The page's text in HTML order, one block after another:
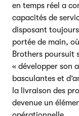
en temps réel a
capacités de
disposant
portée de main,
Brothers poursuit
« développer son
basculantes et
la livraison des
devenue un